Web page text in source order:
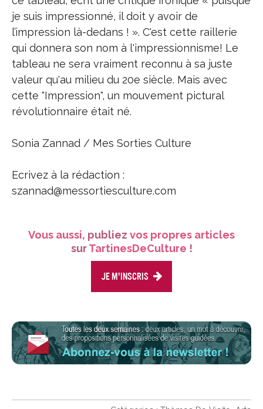
je suis impressionné, il doit y avoir de
l’impression là-dedans ! ». C'est cette raillerie
qui donnera son nom à l'impressionnisme! Le
tableau ne sera vraiment reconnu à sa juste
valeur qu'au milieu du 20e siècle. Mais avec
cette "Impression", un mouvement pictural
révolutionnaire était né.
Sonia Zannad / Mes Sorties Culture
Ecrivez à la rédaction :
szannad@messortiesculture.com
Vous aussi, publiez vos propres articles
surTartinesDeCulture !
Je m'inscris